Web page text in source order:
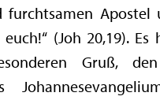
furchtsamen Apostel
(Joh 20,19). Es
Gruß,